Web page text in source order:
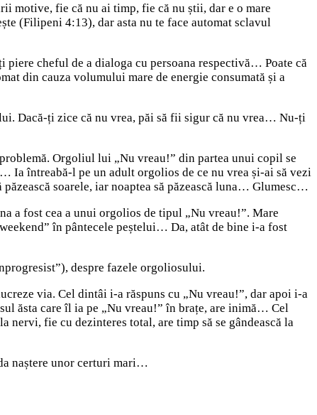
motive, fie că nu ai timp, fie că nu știi, dar e o mare
(Filipeni 4:13), dar asta nu te face automat sclavul
cheful de a dialoga cu persoana respectivă… Poate că
din cauza volumului mare de energie consumată și a
Dacă-ți zice că nu vrea, păi să fii sigur că nu vrea… Nu-ți
Orgoliul lui „Nu vreau!” din partea unui copil se
Ia întreabă-l pe un adult orgolios de ce nu vrea și-ai să vezi
soarele, iar noaptea să păzească luna… Glumesc…
a fost cea a unui orgolios de tipul „Nu vreau!”. Mare
în pântecele peștelui… Da, atât de bine i-a fost
despre fazele orgoliosului.
via. Cel dintâi i-a răspuns cu „Nu vreau!”, dar apoi i-a
ăsta care îl ia pe „Nu vreau!” în brațe, are inimă… Cel
nervi, fie cu dezinteres total, are timp să se gândească la
naștere unor certuri mari…